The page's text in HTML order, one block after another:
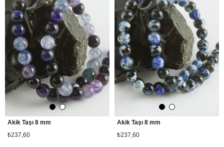
Akik Taşı 8 mm
₺237,60
Akik Taşı 8 mm
₺237,60